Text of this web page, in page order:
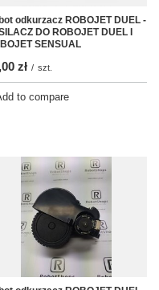
odkurzacz ROBOJET DUEL -
DO ROBOJET DUEL I
SENSUAL
zł / szt.
to compare